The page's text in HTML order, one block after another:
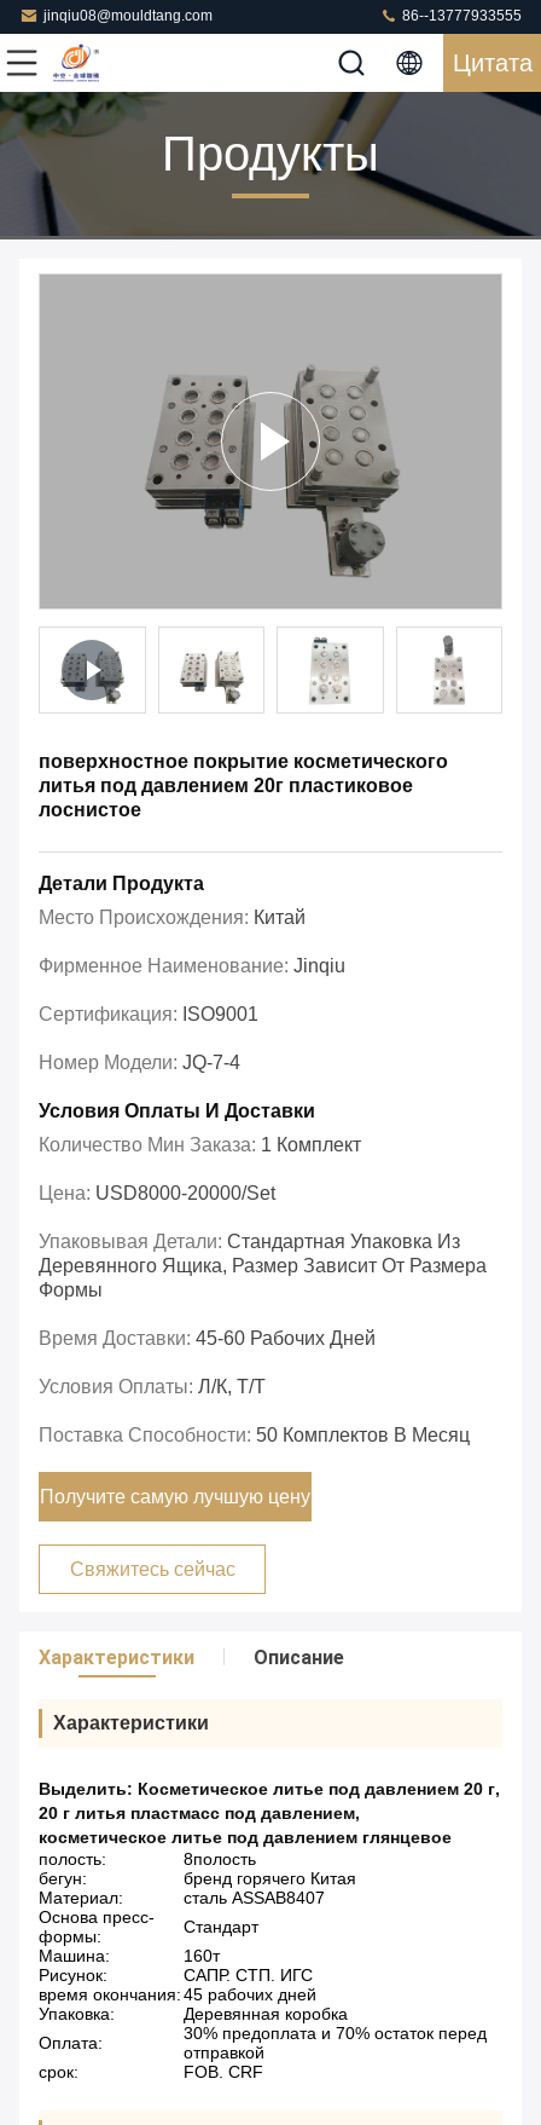
jinqiu08@mouldtang.com 86--13777933555
Цитата
Продукты
поверхностное покрытие косметического
литья под давлением 20г пластиковое
лоснистое
Детали Продукта
Место Происхождения: Китай
Фирменное Наименование: Jinqiu
Сертификация: ISO9001
Номер Модели: JQ-7-4
Условия Оплаты И Доставки
Количество Мин Заказа: 1 Комплект
Цена: USD8000-20000/set
Упаковывая Детали: Стандартная Упаковка Из
Деревянного Ящика, Размер Зависит От Размера
Формы
Время Доставки: 45-60 Рабочих Дней
Условия Оплаты: Л/К, Т/Т
Поставка Способности: 50 Комплектов В Месяц
Получите самую лучшую цену
Свяжитесь сейчас
Характеристики Описание
Характеристики
Выделить: Косметическое литье под давлением 20 г,
20 г литья пластмасс под давлением,
косметическое литье под давлением глянцевое
полость:
8полость
бегун:
бренд горячего Китая
Материал:
сталь ASSAB8407
Основа пресс-
формы:
Стандарт
Машина:
160т
Рисунок:
САПР. СТП. ИГС
время окончания:45 рабочих дней
Упаковка:
Деревянная коробка
Оплата:
30% предоплата и 70% остаток перед
отправкой
срок:
FOB. CRF